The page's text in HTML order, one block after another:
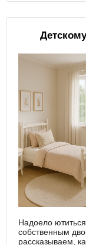
Надоело
собственным
рассказываем,